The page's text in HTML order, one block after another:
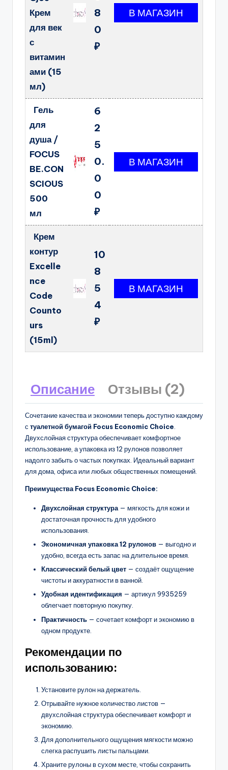
Крем
для век
с
витамин
ами (15
мл)
8
0
₽
Гель
для
душа /
FOCUS
BE.CON
SCIOUS
500
мл
6
2
5
0.
0
0
₽
Крем
контур
Excelle
nce
Code
Counto
urs
(15ml)
10
8
5
4
₽
Описание Отзывы (2)
Сочетание качества и экономии теперь доступно каждому
с туалетной бумагой Focus Economic Choice
Двухслойная структура обеспечивает комфортное
использование, а упаковка из 12 рулонов позволяет
надолго забыть о частых покупках. Идеальный вариант
для дома, офиса или любых общественных помещений.
Преимущества Focus Economic Choice:
Двухслойная структура — мягкость для кожи и
достаточная прочность для удобного
использования.
Экономичная упаковка 12 рулонов — выгодно и
удобно, всегда есть запас на длительное время.
Классический белый цвет — создаёт ощущение
чистоты и аккуратности в ванной.
Удобная идентификация — артикул 9935259
облегчает повторную покупку.
Практичность — сочетает комфорт и экономию в
одном продукте.
Рекомендации по
использованию:
Установите рулон на держатель.
Отрывайте нужное количество листов —
двухслойная структура обеспечивает комфорт и
экономию.
Для дополнительного ощущения мягкости можно
слегка распушить листы пальцами.
Храните рулоны в сухом месте, чтобы сохранить